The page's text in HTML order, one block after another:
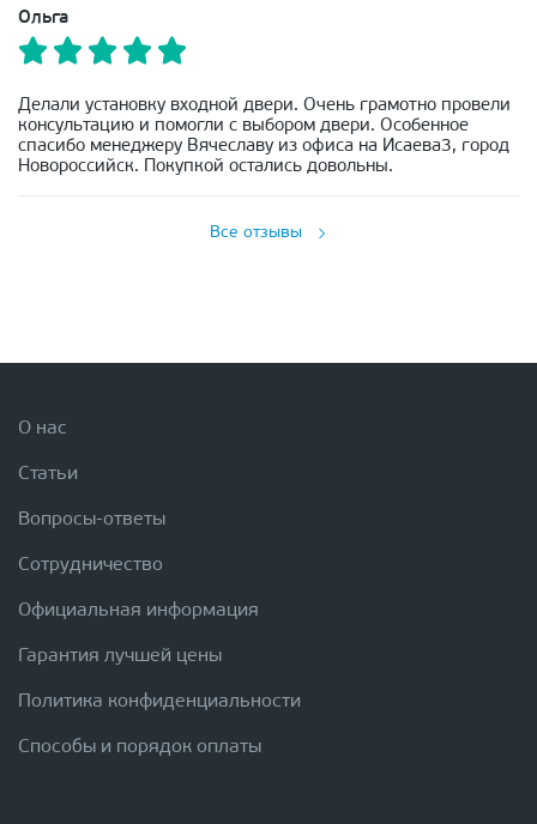
Ольга
Делали установку входной двери. Очень грамотно провели
консультацию и помогли с выбором двери. Особенное
спасибо менеджеру Вячеславу из офиса на Исаева3, город
Новороссийск. Покупкой остались довольны.
Все отзывы
О нас
Статьи
Вопросы-ответы
Сотрудничество
Официальная информация
Гарантия лучшей цены
Политика конфиденциальности
Способы и порядок оплаты